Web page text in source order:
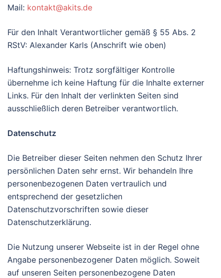
Mail: kontakt@akits.de
Für den Inhalt Verantwortlicher gemäß § 55 Abs. 2
RStV: Alexander Karls (Anschrift wie oben)
Haftungshinweis: Trotz sorgfältiger Kontrolle
übernehme ich keine Haftung für die Inhalte externer
Links. Für den Inhalt der verlinkten Seiten sind
ausschließlich deren Betreiber verantwortlich.
Datenschutz
Die Betreiber dieser Seiten nehmen den Schutz Ihrer
persönlichen Daten sehr ernst. Wir behandeln Ihre
personenbezogenen Daten vertraulich und
entsprechend der gesetzlichen
Datenschutzvorschriften sowie dieser
Datenschutzerklärung.
Die Nutzung unserer Webseite ist in der Regel ohne
Angabe personenbezogener Daten möglich. Soweit
auf unseren Seiten personenbezogene Daten